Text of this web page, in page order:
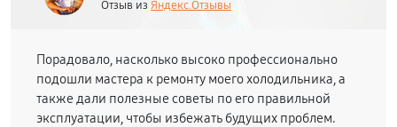
Отзыв из Яндекс.Отзывы
Порадовало, насколько высоко профессионально
подошли мастера к ремонту моего холодильника, а
также дали полезные советы по его правильной
эксплуатации, чтобы избежать будущих проблем.